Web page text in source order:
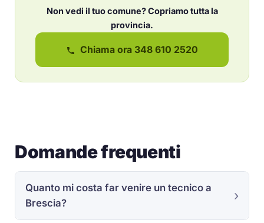
Non vedi il tuo comune? Copriamo tutta la
provincia.
Chiama ora 348 610 2520
Domande frequenti
Quanto mi costa far venire un tecnico a
Brescia?